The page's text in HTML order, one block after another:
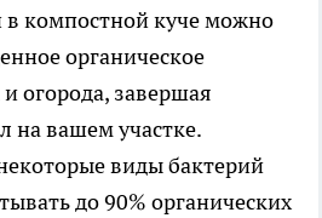
компостной куче можно
органическое
огорода, завершая
на вашем участке.
виды бактерий
до 90% органических